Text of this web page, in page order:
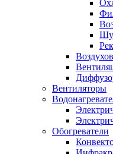
Вентиляторы
Обогреватели